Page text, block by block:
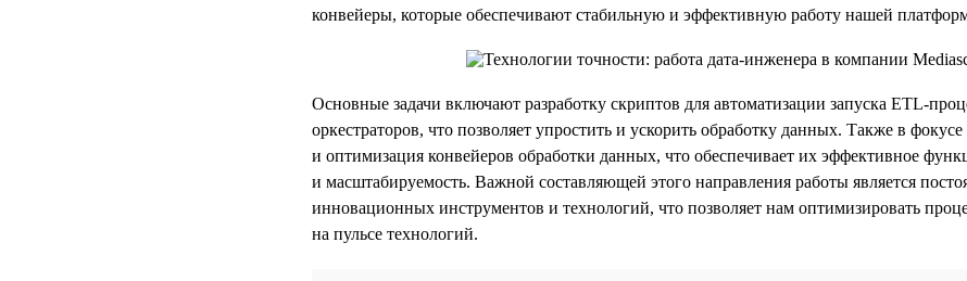
конвейеры, которые обеспечивают стабильную и эффективную работу нашей
Основные задачи включают разработку скриптов для автоматизации запуска ETL-
оркестраторов, что позволяет упростить и ускорить обработку данных. Также в фокусе
и оптимизация конвейеров обработки данных, что обеспечивает их эффективное
и масштабируемость. Важной составляющей этого направления работы является
инновационных инструментов и технологий, что позволяет нам оптимизировать
на пульсе технологий.